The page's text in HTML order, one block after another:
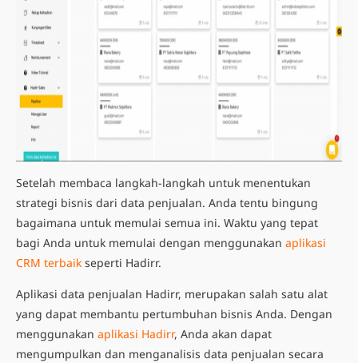
Setelah membaca langkah-langkah untuk menentukan
strategi bisnis dari data penjualan. Anda tentu bingung
bagaimana untuk memulai semua ini. Waktu yang tepat
bagi Anda untuk memulai dengan menggunakan aplikasi
CRM terbaik seperti Hadirr.
Aplikasi data penjualan Hadirr, merupakan salah satu alat
yang dapat membantu pertumbuhan bisnis Anda. Dengan
menggunakan aplikasi Hadirr, Anda akan dapat
mengumpulkan dan menganalisis data penjualan secara